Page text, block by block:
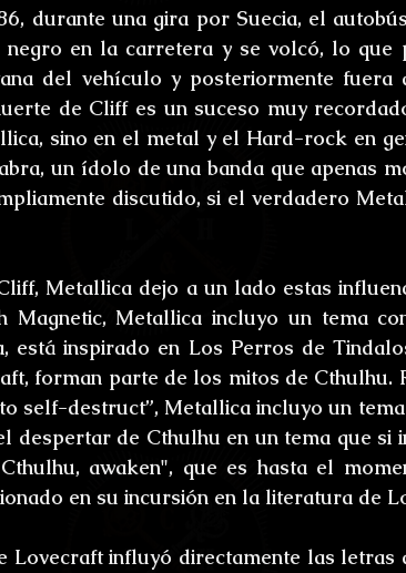
durante una gira por Suecia, el
en la carretera y se volcó, lo que
del vehículo y posteriormente fuera
de Cliff es un suceso muy
sino en el metal y el Hard-rock en
un ídolo de una banda que apenas
discutido, si el verdadero
Metallica dejo a un lado estas
Magnetic, Metallica incluyo un tema
está inspirado en Los Perros de
forman parte de los mitos de Cthulhu.
self-destruct”, Metallica incluyo un
despertar de Cthulhu en un tema que si
awaken", que es hasta el
en su incursión en la literatura de
Lovecraft influyó directamente las letras